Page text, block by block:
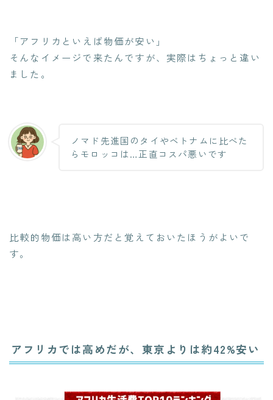
「アフリカといえば物価が安い」
そんなイメージで来たんですが、実際はちょっと違い
ました。
ノマド先進国のタイやベトナムに比べた
らモロッコは…正直コスパ悪いです
比較的物価は高い方だと覚えておいたほうがよいで
す。
アフリカでは高めだが、東京よりは約42%安い